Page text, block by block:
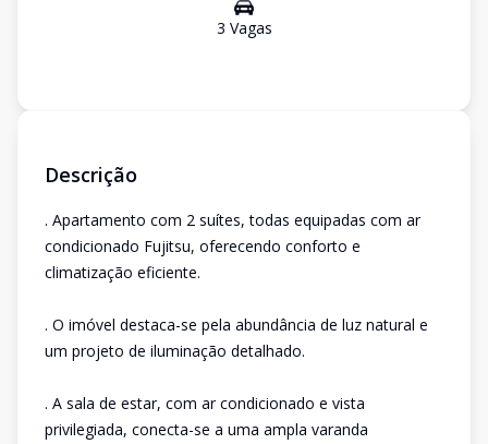
3 Vagas
Descrição
. Apartamento com 2 suítes, todas equipadas com ar
condicionado Fujitsu, oferecendo conforto e
climatização eficiente.
. O imóvel destaca-se pela abundância de luz natural e
um projeto de iluminação detalhado.
. A sala de estar, com ar condicionado e vista
privilegiada, conecta-se a uma ampla varanda